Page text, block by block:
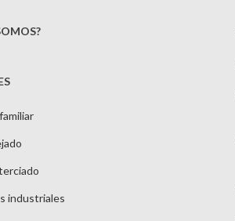
industriales